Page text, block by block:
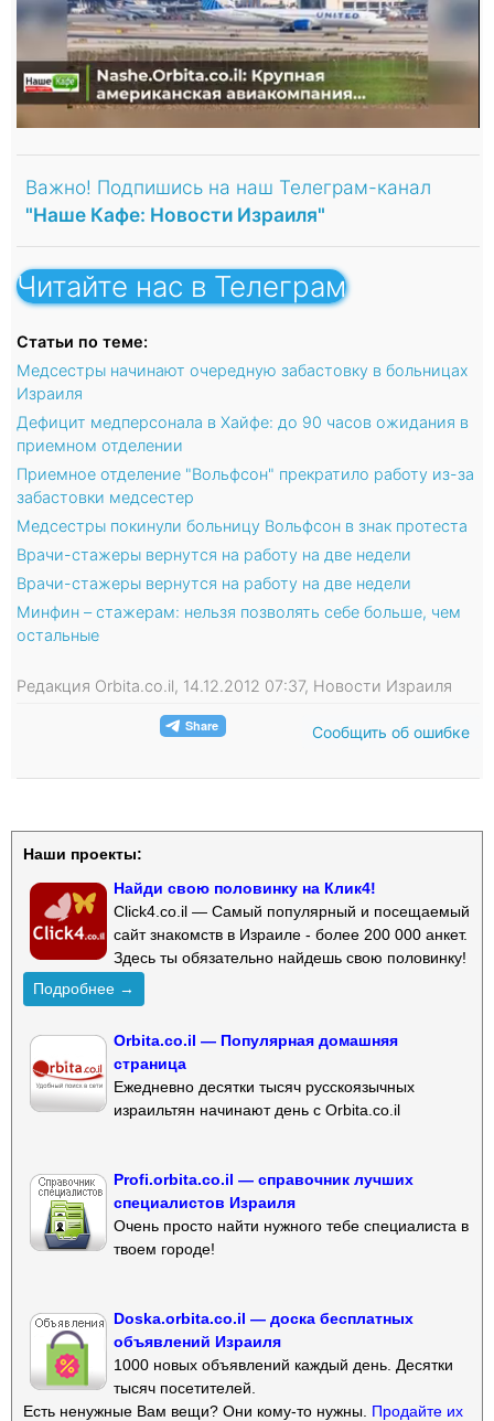
Важно! Подпишись на наш Телеграм-канал
"Наше Кафе: Новости Израиля"
Читайте нас в Телеграм
Статьи по теме:
Медсестры начинают очередную забастовку в больницах
Израиля
Дефицит медперсонала в Хайфе: до 90 часов ожидания в
приемном отделении
Приемное отделение "Вольфсон" прекратило работу из-за
забастовки медсестер
Медсестры покинули больницу Вольфсон в знак протеста
Врачи-стажеры вернутся на работу на две недели
Врачи-стажеры вернутся на работу на две недели
Минфин – стажерам: нельзя позволять себе больше, чем
остальные
Редакция Orbita.co.il, 14.12.2012 07:37, Новости Израиля
Сообщить об ошибке
Наши проекты:
Найди свою половинку на Клик4!
Click4.co.il — Самый популярный и посещаемый
сайт знакомств в Израиле - более 200 000 анкет.
Здесь ты обязательно найдешь свою половинку!
Подробнее →
Orbita.co.il — Популярная домашняя
страница
Ежедневно десятки тысяч русскоязычных
израильтян начинают день с Orbita.co.il
Profi.orbita.co.il — справочник лучших
специалистов Израиля
Очень просто найти нужного тебе специалиста в
твоем городе!
Doska.orbita.co.il — доска бесплатных
объявлений Израиля
1000 новых объявлений каждый день. Десятки
тысяч посетителей.
Есть ненужные Вам вещи? Они кому-то нужны. Продайте их